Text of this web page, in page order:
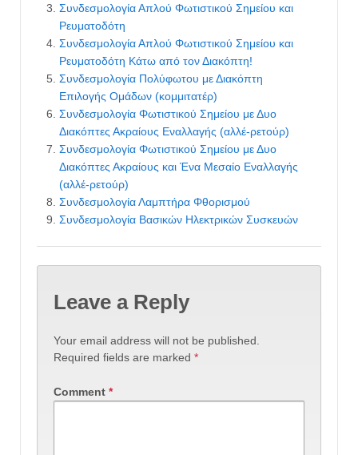
Συνδεσμολογία Απλού Φωτιστικού Σημείου και
Ρευματοδότη
Συνδεσμολογία Απλού Φωτιστικού Σημείου και
Ρευματοδότη Κάτω από τον Διακόπτη!
Συνδεσμολογία Πολύφωτου με Διακόπτη
Επιλογής Ομάδων (κομμιτατέρ)
Συνδεσμολογία Φωτιστικού Σημείου με Δυο
Διακόπτες Ακραίους Εναλλαγής (αλλέ-ρετούρ)
Συνδεσμολογία Φωτιστικού Σημείου με Δυο
Διακόπτες Ακραίους και Ένα Μεσαίο Εναλλαγής
(αλλέ-ρετούρ)
Συνδεσμολογία Λαμπτήρα Φθορισμού
Συνδεσμολογία Βασικών Ηλεκτρικών Συσκευών
Leave a Reply
Your email address will not be published.
Required fields are marked *
Comment *